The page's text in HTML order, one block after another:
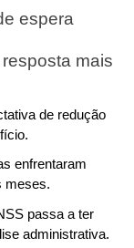
espera
mais
de redução
enfrentaram
meses.
passa a ter
administrativa.